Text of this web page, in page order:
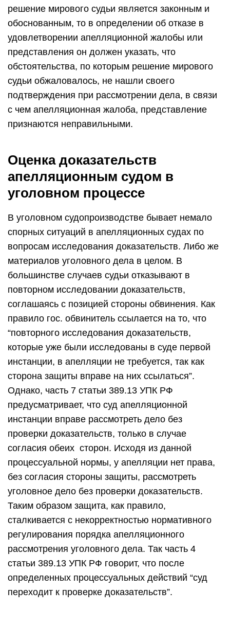
решение мирового судьи является законным и
обоснованным, то в определении об отказе в
удовлетворении апелляционной жалобы или
представления он должен указать, что
обстоятельства, по которым решение мирового
судьи обжаловалось, не нашли своего
подтверждения при рассмотрении дела, в связи
с чем апелляционная жалоба, представление
признаются неправильными.
Оценка доказательств
апелляционным судом в
уголовном процессе
В уголовном судопроизводстве бывает немало
спорных ситуаций в апелляционных судах по
вопросам исследования доказательств. Либо же
материалов уголовного дела в целом. В
большинстве случаев судьи отказывают в
повторном исследовании доказательств,
соглашаясь с позицией стороны обвинения. Как
правило гос. обвинитель ссылается на то, что
“повторного исследования доказательств,
которые уже были исследованы в суде первой
инстанции, в апелляции не требуется, так как
сторона защиты вправе на них ссылаться”.
Однако, часть 7 статьи 389.13 УПК РФ
предусматривает, что суд апелляционной
инстанции вправе рассмотреть дело без
проверки доказательств, только в случае
согласия обеих сторон. Исходя из данной
процессуальной нормы, у апелляции нет права,
без согласия стороны защиты, рассмотреть
уголовное дело без проверки доказательств.
Таким образом защита, как правило,
сталкивается с некорректностью нормативного
регулирования порядка апелляционного
рассмотрения уголовного дела. Так часть 4
статьи 389.13 УПК РФ говорит, что после
определенных процессуальных действий “суд
переходит к проверке доказательств”.